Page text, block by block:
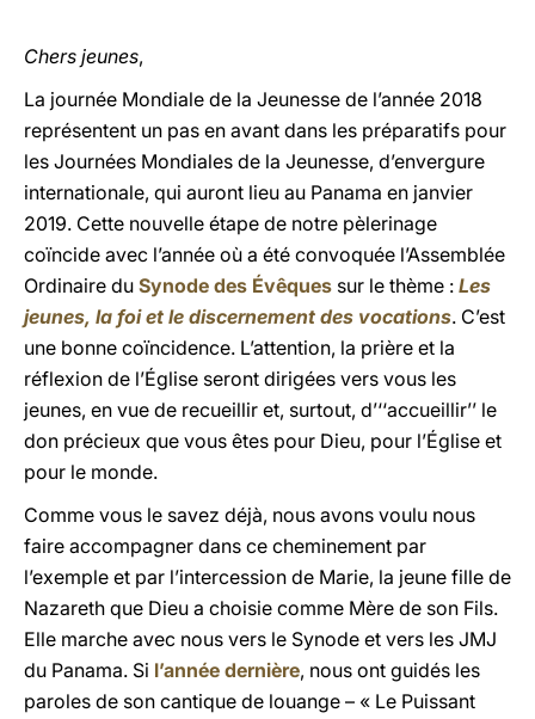
Chers jeunes,
La journée Mondiale de la Jeunesse de l’année 2018
représentent un pas en avant dans les préparatifs pour
les Journées Mondiales de la Jeunesse, d’envergure
internationale, qui auront lieu au Panama en janvier
2019. Cette nouvelle étape de notre pèlerinage
coïncide avec l’année où a été convoquée l’Assemblée
Ordinaire du Synode des Évêques sur le thème : Les
jeunes, la foi et le discernement des vocations. C’est
une bonne coïncidence. L’attention, la prière et la
réflexion de l’Église seront dirigées vers vous les
jeunes, en vue de recueillir et, surtout, d’‘‘accueillir’’ le
don précieux que vous êtes pour Dieu, pour l’Église et
pour le monde.
Comme vous le savez déjà, nous avons voulu nous
faire accompagner dans ce cheminement par
l’exemple et par l’intercession de Marie, la jeune fille de
Nazareth que Dieu a choisie comme Mère de son Fils.
Elle marche avec nous vers le Synode et vers les JMJ
du Panama. Si l’année dernière, nous ont guidés les
paroles de son cantique de louange – « Le Puissant